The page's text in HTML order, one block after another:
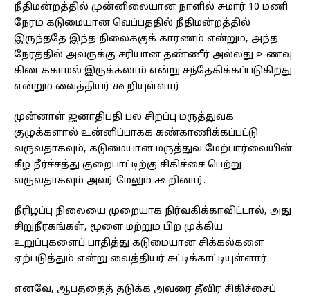
நீதிமன்றத்தில் முன்னிலையான நாளில் சுமார் 10 மணி
நேரம் கடுமையான வெப்பத்தில் நீதிமன்றத்தில்
இருந்ததே இந்த நிலைக்குக் காரணம் என்றும், அந்த
நேரத்தில் அவருக்கு சரியான தண்ணீர் அல்லது உணவு
கிடைக்காமல் இருக்கலாம் என்று சந்தேகிக்கப்படுகிறது
என்றும் வைத்தியர் கூறியுள்ளார்
முன்னாள் ஜனாதிபதி பல சிறப்பு மருத்துவக்
குழுக்களால் உன்னிப்பாகக் கண்காணிக்கப்பட்டு
வருவதாகவும், கடுமையான மருத்துவ மேற்பார்வையின்
கீழ் நீர்ச்சத்து குறைபாட்டிற்கு சிகிச்சை பெற்று
வருவதாகவும் அவர் மேலும் கூறினார்.
நீரிழப்பு நிலையை முறையாக நிர்வகிக்காவிட்டால், அது
சிறுநீரகங்கள், மூளை மற்றும் பிற முக்கிய
உறுப்புகளைப் பாதித்து கடுமையான சிக்கல்களை
ஏற்படுத்தும் என்று வைத்தியர் சுட்டிக்காட்டியுள்ளார்.
எனவே, ஆபத்தைத் தடுக்க அவரை தீவிர சிகிச்சைப்